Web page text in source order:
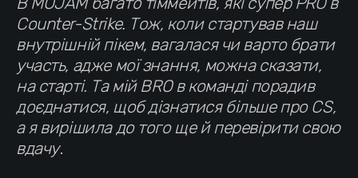
Counter-Strike. Тож, коли стартував наш
внутрішній пікем, вагалася чи варто брати
участь, адже мої знання, можна сказати,
на старті. Та мій BRO в команді порадив
доєднатися, щоб дізнатися більше про СS,
а я вирішила до того ще й перевірити свою
вдачу.